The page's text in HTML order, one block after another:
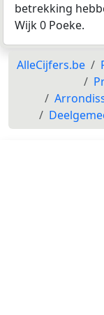
betrekking
Wijk 0 Poeke.
AlleCijfers.be